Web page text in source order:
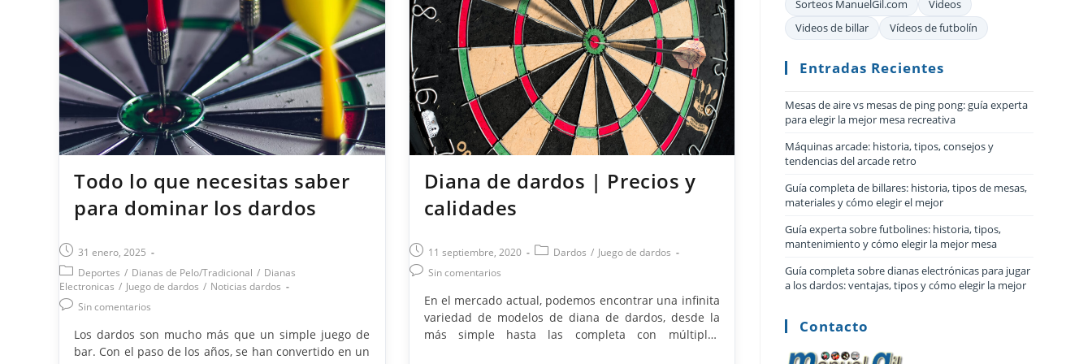
natural es la columna vertebral del tiro. Coloca el pie
dominante ligeramente adelantado,…
peso El peso de un…
De
Acero
Todo lo que necesitas saber
para dominar los dardos
Publicación
de
la
entrada:
31 enero, 2025
Categoría
de
la
Deportes / Dianas de Pelo/Tradicional / Dianas
Electronicas / Juego de dardos / Noticias dardos
Comentarios
entrada:
Sin comentarios
Los dardos son mucho más que un simple juego de
bar. Con el paso de los años, se han convertido en un
Diana de dardos | Precios y
calidades
Publicación
de
entrada:
11 septiembre, 2020
Categoría
entrada:
Dardos / Juego de dardos
Comentarios
entrada:
Sin comentarios
En el mercado actual, podemos encontrar una infinita
variedad de modelos de diana de dardos, desde la
más simple hasta las completa con múltiples
Sorteos ManuelGil.com
Videos
Videos de billar
Vídeos de futbolín
Entradas Recientes
Mesas de aire vs mesas de ping pong: guía experta
para elegir la mejor mesa recreativa
Máquinas arcade: historia, tipos, consejos y
tendencias del arcade retro
Guía completa de billares: historia, tipos de mesas,
materiales y cómo elegir el mejor
Guía experta sobre futbolines: historia, tipos,
mantenimiento y cómo elegir la mejor mesa
Guía completa sobre dianas electrónicas para jugar
a los dardos: ventajas, tipos y cómo elegir la mejor
Contacto